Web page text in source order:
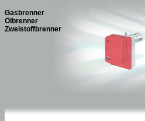
Gasbrenner
Ölbrenner
Zweistoffbrenner